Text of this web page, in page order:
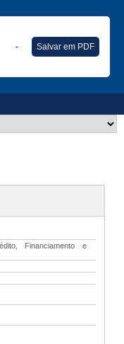
- Salvar em PDF